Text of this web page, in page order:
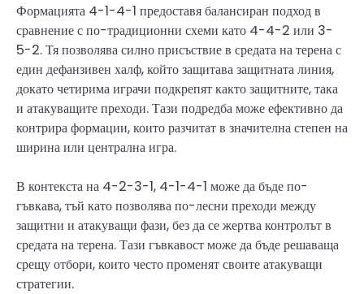
Формацията 4-1-4-1 предоставя балансиран подход в
сравнение с по-традиционни схеми като 4-4-2 или 3-
5-2. Тя позволява силно присъствие в средата на терена с
един дефанзивен халф, който защитава защитната линия,
докато четирима играчи подкрепят както защитните, така
и атакуващите преходи. Тази подредба може ефективно да
контрира формации, които разчитат в значителна степен на
ширина или централна игра.
В контекста на 4-2-3-1, 4-1-4-1 може да бъде по-
гъвкава, тъй като позволява по-лесни преходи между
защитни и атакуващи фази, без да се жертва контролът в
средата на терена. Тази гъвкавост може да бъде решаваща
срещу отбори, които често променят своите атакуващи
стратегии.